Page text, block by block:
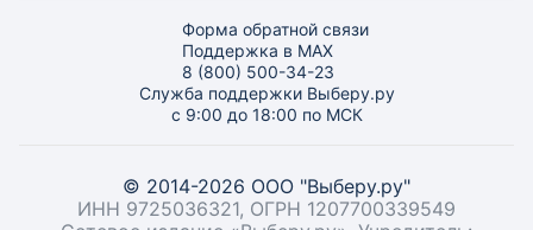
Форма обратной связи
Поддержка в MAX
8 (800) 500-34-23
Служба поддержки Выберу.ру
с 9:00 до 18:00 по МСК
© 2014-2026 ООО "Выберу.ру"
ИНН 9725036321, ОГРН 1207700339549